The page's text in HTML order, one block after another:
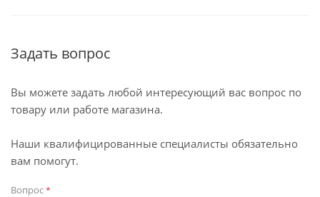
Задать вопрос
Вы можете задать любой интересующий вас вопрос по
товару или работе магазина.
Наши квалифицированные специалисты обязательно
вам помогут.
Вопрос*